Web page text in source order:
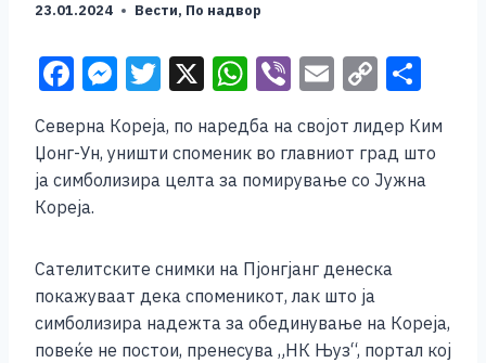
23.01.2024 Вести, По надвор
F
c
e
b
o
k
M
e
ss
e
er
T
tt
er
X W
h
at
s
p
Vi
er
E
ai
l
C
p
y
k
ar
e
Северна Кореја, по наредба на својот лидер Ким
Џонг-Ун, уништи споменик во главниот град што
ја симболизира целта за помирување со Јужна
Кореја.
Сателитските снимки на Пјонгјанг денеска
покажуваат дека споменикот, лак што ја
симболизира надежта за обединување на Кореја,
повеќе не постои, пренесува „НК Њуз“, портал кој